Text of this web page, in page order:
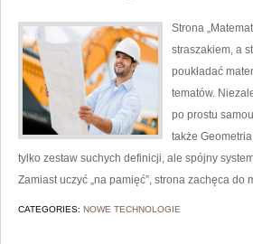
Strona
straszakiem, a
poukładać
tematów.
po prostu
także
tylko zestaw suchych definicji, ale spójny
Zamiast uczyć „na pamięć”, strona zachęca do
CATEGORIES: NOWE TECHNOLOGIE